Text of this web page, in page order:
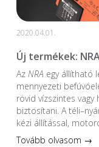
2020.04.01.
Új termékek:
Az NRA egy állítható
mennyezeti
rövid vízszintes
biztosítani. A
kézi állítással,
Tovább olvasom →